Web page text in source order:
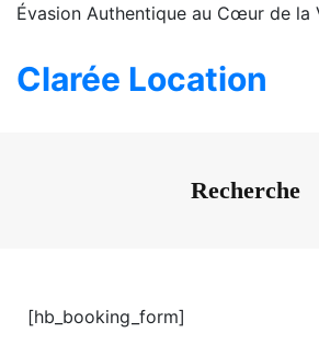
Évasion Authentique au Cœur de la
Clarée Location
Recherche
[hb_booking_form]